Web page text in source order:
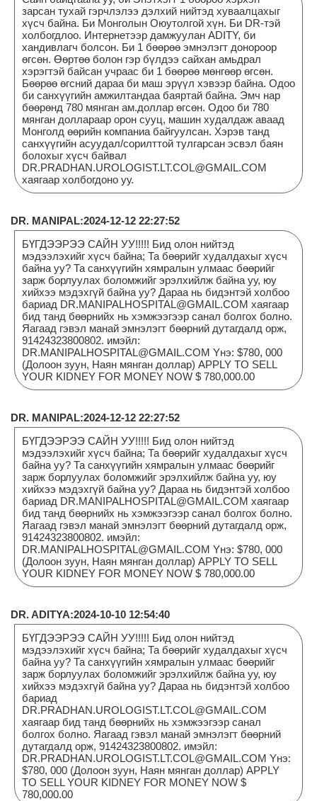
зарсан тухай гэрчлэлээ дэлхий нийтэд хуваалцахыг
хүсч байна. Би Монголын Оюутолгой хүн. Би DR-тэй
холбогдлоо. Интернетээр дамжуулан ADITY, би
хандивлагч болсон. Би 1 бөөрөө эмнэлэгт донороор
өгсөн. Өөртөө болон гэр бүлдээ сайхан амьдрал
хэрэгтэй байсан учраас би 1 бөөрөө мөнгөөр өгсөн.
Бөөрөө өгсний дараа би маш эрүүл хэвээр байна. Одоо
би санхүүгийн амжилтандаа баяртай байна. Эмч нар
бөөрөнд 780 мянган ам.доллар өгсөн. Одоо би 780
мянган доллараар орон сууц, машин худалдаж аваад
Монголд өөрийн компаниа байгуулсан. Хэрэв танд
санхүүгийн асуудал/сорилттой тулгарсан эсвэл баян
болохыг хүсч байвал
DR.PRADHAN.UROLOGIST.LT.COL@GMAIL.COM
хаягаар холбогдоно уу.
DR. MANIPAL:2024-12-12 22:27:52
БҮГДЭЭРЭЭ САЙН УУ!!!!! Бид олон нийтэд
мэдээлэхийг хүсч байна; Та бөөрийг худалдахыг хүсч
байна уу? Та санхүүгийн хямралын улмаас бөөрийг
зарж борлуулах боломжийг эрэлхийлж байна уу, юу
хийхээ мэдэхгүй байна уу? Дараа нь бидэнтэй холбоо
бариад DR.MANIPALHOSPITAL@GMAIL.COM хаягаар
бид танд бөөрнийх нь хэмжээгээр санал болгох болно.
Яагаад гэвэл манай эмнэлэгт бөөрний дутагдалд орж,
91424323800802. имэйл:
DR.MANIPALHOSPITAL@GMAIL.COM Yнэ: $780, 000
(Долоон зуун, Наян мянган доллар) APPLY TO SELL
YOUR KIDNEY FOR MONEY NOW $ 780,000.00
DR. MANIPAL:2024-12-12 22:27:52
БҮГДЭЭРЭЭ САЙН УУ!!!!! Бид олон нийтэд
мэдээлэхийг хүсч байна; Та бөөрийг худалдахыг хүсч
байна уу? Та санхүүгийн хямралын улмаас бөөрийг
зарж борлуулах боломжийг эрэлхийлж байна уу, юу
хийхээ мэдэхгүй байна уу? Дараа нь бидэнтэй холбоо
бариад DR.MANIPALHOSPITAL@GMAIL.COM хаягаар
бид танд бөөрнийх нь хэмжээгээр санал болгох болно.
Яагаад гэвэл манай эмнэлэгт бөөрний дутагдалд орж,
91424323800802. имэйл:
DR.MANIPALHOSPITAL@GMAIL.COM Yнэ: $780, 000
(Долоон зуун, Наян мянган доллар) APPLY TO SELL
YOUR KIDNEY FOR MONEY NOW $ 780,000.00
DR. ADITYA:2024-10-10 12:54:40
БҮГДЭЭРЭЭ САЙН УУ!!!!! Бид олон нийтэд
мэдээлэхийг хүсч байна; Та бөөрийг худалдахыг хүсч
байна уу? Та санхүүгийн хямралын улмаас бөөрийг
зарж борлуулах боломжийг эрэлхийлж байна уу, юу
хийхээ мэдэхгүй байна уу? Дараа нь бидэнтэй холбоо
бариад
DR.PRADHAN.UROLOGIST.LT.COL@GMAIL.COM
хаягаар бид танд бөөрнийх нь хэмжээгээр санал
болгох болно. Яагаад гэвэл манай эмнэлэгт бөөрний
дутагдалд орж, 91424323800802. имэйл:
DR.PRADHAN.UROLOGIST.LT.COL@GMAIL.COM Yнэ:
$780, 000 (Долоон зуун, Наян мянган доллар) APPLY
TO SELL YOUR KIDNEY FOR MONEY NOW $
780,000.00